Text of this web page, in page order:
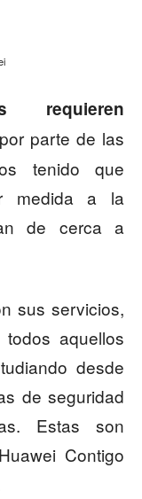
requieren
por parte de las
tenido que
medida a la
de cerca a
sus servicios,
aquellos
desde
de seguridad
Estas son
Contigo